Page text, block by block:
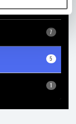
7
5
1